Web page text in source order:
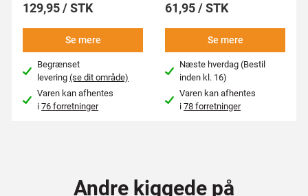
129,95 / STK
Se mere
Begrænset
levering(se dit område)
Varen kan afhentes
i76 forretninger
61,95 / STK
Se mere
Næste hverdag (Bestil
inden kl. 16)
Varen kan afhentes
i78 forretninger
Andre kiggede på